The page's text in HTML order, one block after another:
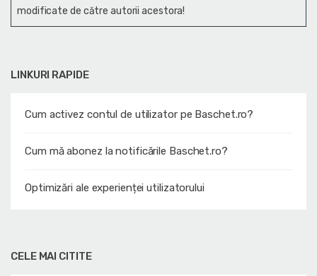
LINKURI RAPIDE
Cum activez contul de utilizator pe Baschet.ro?
Cum mă abonez la notificările Baschet.ro?
Optimizări ale experienței utilizatorului
modificate de către autorii acestora!
CELE MAI CITITE